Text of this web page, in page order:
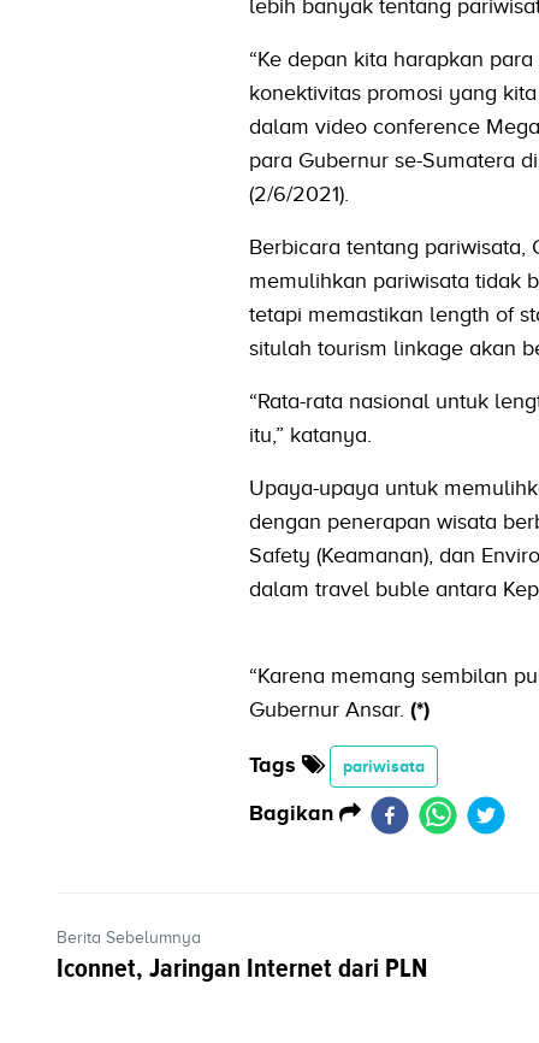
lebih banyak tentang
“Ke depan kita harapkan
konektivitas promosi yang
dalam video conference
para Gubernur se-Sumatera
(2/6/2021).
Berbicara tentang pariwisata,
memulihkan pariwisata tidak
tetapi memastikan length of
situlah tourism linkage akan
“Rata-rata nasional untuk
itu,” katanya.
Upaya-upaya untuk
dengan penerapan wisata
Safety (Keamanan), dan
dalam travel buble antara
“Karena memang sembilan
Gubernur Ansar. (*)
Tags pariwisata
Bagikan
Berita Sebelumnya
Iconnet, Jaringan Internet dari PLN